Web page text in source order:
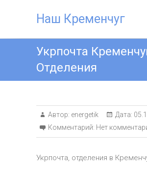
Наш Кременчуг
Укрпочта
Отделения
Автор: energetik Дата:
Комментарий: Нет
Укрпочта, отделения в